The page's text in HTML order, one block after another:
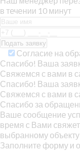
в течении 10 минут
Согласие на
Спасибо! Ваша
Свяжемся с вами в
Спасибо! Ваша
Свяжемся с вами в
Спасибо за
Ваше сообщение
время с Вами
выбранному объекту
Заполните форму и